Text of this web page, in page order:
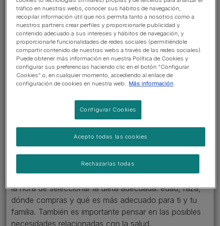
BIENESTAR DE LA MASCOTA
Ir a la sección >
Con tantas opciones al alcance,
elegir la mejor comida puede ser
un poco agobiante. Por suerte, el
equipo de Purina está aquí para
ayudarte.
Hay muchos factores que deben tenerse en cuenta a
la hora de seleccionar la dieta adecuada: edad, raza,
dónde compras y qué es más adecuado para ti y tu
familia. También es importante pensar en las posibles
necesidades relacionadas con la salud.
tráfico en nuestras webs, conocer sus hábitos de navegación,
recopilar información útil que nos permita tanto a nosotros como a
nuestros partners crear perfiles y proporcionarle publicidad y
contenido adecuado a sus intereses y hábitos de navegación, y
proporcionarle funcionalidades de redes sociales (permitiéndole
compartir contenido de nuestras webs a través de las redes sociales).
Puede obtener más información en nuestra Política de Cookies y
configurar sus preferencias haciendo clic en el botón “Configurar
Cookies” o, en cualquier momento, accediendo al enlace de
configuración de cookies en nuestra web.
Más información
Configurar Cookies
Rechazarlas todas
Acepto todas las cookies